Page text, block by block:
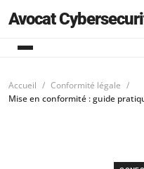
Avocat
Accueil
Conformité légale
Mise en conformité : guide